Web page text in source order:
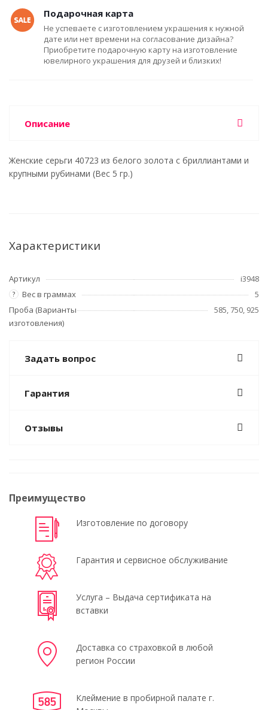
Подарочная карта
Не успеваете с изготовлением украшения к нужной
дате или нет времени на согласование дизайна?
Приобретите подарочную карту на изготовление
ювелирного украшения для друзей и близких!
Описание
Женские серьги 40723 из белого золота с бриллиантами и
крупными рубинами (Вес 5 гр.)
Характеристики
Артикул i3948
? Вес в граммах
5
Проба (Варианты
изготовления)
585, 750, 925
Задать вопрос
Гарантия
Отзывы
Преимущество
Изготовление по договору
Гарантия и сервисное обслуживание
Услуга – Выдача сертификата на
вставки
Доставка со страховкой в любой
регион России
Клеймение в пробирной палате г.